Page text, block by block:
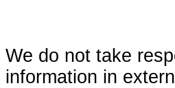
We do not take
information in